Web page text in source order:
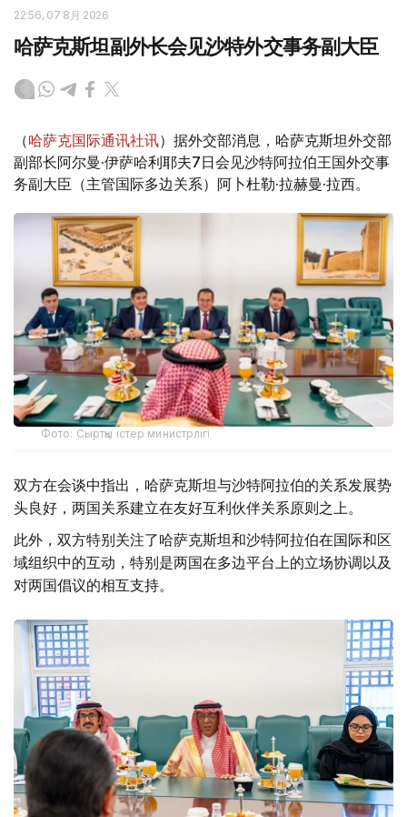
22:56, 07 8月 2026
哈萨克斯坦副外长会见沙特外交事务副大臣
（哈萨克国际通讯社讯）据外交部消息，哈萨克斯坦外交部
副部长阿尔曼·伊萨哈利耶夫7日会见沙特阿拉伯王国外交事
务副大臣（主管国际多边关系）阿卜杜勒·拉赫曼·拉西。
Фото: Сыртқы істер министрлігі
双方在会谈中指出，哈萨克斯坦与沙特阿拉伯的关系发展势
头良好，两国关系建立在友好互利伙伴关系原则之上。
此外，双方特别关注了哈萨克斯坦和沙特阿拉伯在国际和区
域组织中的互动，特别是两国在多边平台上的立场协调以及
对两国倡议的相互支持。